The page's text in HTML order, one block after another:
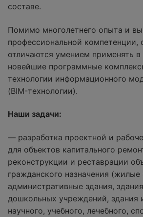
составе.
Помимо многолетнего опыта и
профессиональной компетенции,
отличаются умением применять в
новейшие программные
технологии информационного
(BIM-технологии).
Наши задачи:
— разработка проектной и
для объектов капитального
реконструкции и реставрации
гражданского назначения (жилые
административные здания,
дошкольных учреждений, здания
научного, учебного, лечебного,